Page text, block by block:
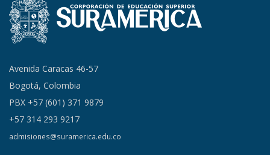
Avenida Caracas 46-57
Bogotá, Colombia
PBX +57 (601) 371 9879
+57 314 293 9217
admisiones@suramerica.edu.co